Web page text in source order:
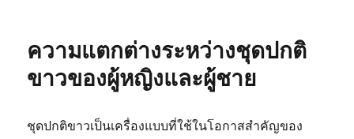
ความแตกต่างระหว่างชุดปกติ
ขาวของผู้หญิงและผู้ชาย
ชุดปกติขาวเป็นเครื่องแบบที่ใช้ในโอกาสสำคัญของ